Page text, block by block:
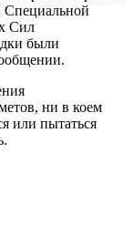
Сил
были
ни в коем
или пытаться